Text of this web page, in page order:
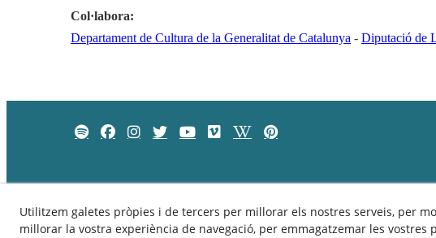
Col·labora:
Departament de Cultura de la Generalitat de Catalunya - Diputació de
Utilitzem galetes pròpies i de tercers per millorar els nostres serveis, per
millorar la vostra experiència de navegació, per emmagatzemar les vostres